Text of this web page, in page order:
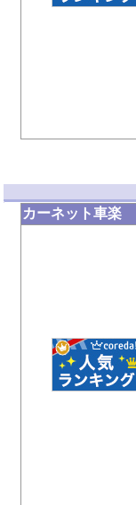
カーネット車楽